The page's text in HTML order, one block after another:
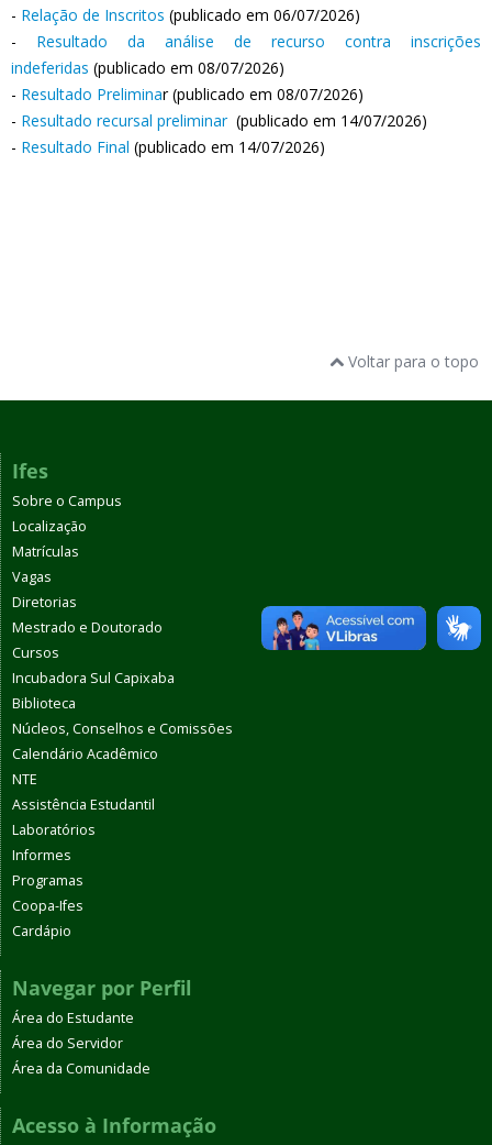
- Relação de Inscritos (publicado em 06/07/2026)
- Resultado da análise de recurso contra inscrições
indeferidas (publicado em 08/07/2026)
- Resultado Preliminar (publicado em 08/07/2026)
- Resultado recursal preliminar(publicado em 14/07/2026)
- Resultado Final (publicado em 14/07/2026)
Voltar para o topo
Ifes
Sobre o Campus
Localização
Matrículas
Vagas
Diretorias
Mestrado e Doutorado
Cursos
Incubadora Sul Capixaba
Biblioteca
Núcleos, Conselhos e Comissões
Calendário Acadêmico
NTE
Assistência Estudantil
Laboratórios
Informes
Programas
Coopa-Ifes
Cardápio
Navegar por Perfil
Área do Estudante
Área do Servidor
Área da Comunidade
Acesso à Informação